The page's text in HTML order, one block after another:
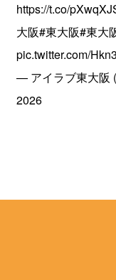
https://t.co/
大阪#東大阪#東大
pic.twitter.com/
— アイラブ東大阪
2026